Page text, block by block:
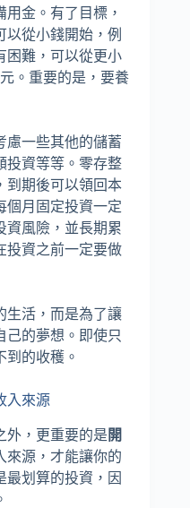
金。有了目標，
從小錢開始，例
困難，可以從更小
。重要的是，要養
慮一些其他的儲蓄
投資等等。零存整
到期後可以領回本
個月固定投資一定
資風險，並長期累
投資之前一定要做
生活，而是為了讓
己的夢想。即使只
到的收穫。
入來源
外，更重要的是 開
來源，才能讓你的
最划算的投資，因